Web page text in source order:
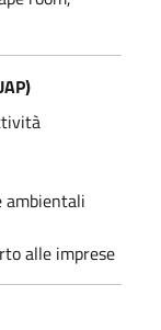
ambientali
alle imprese